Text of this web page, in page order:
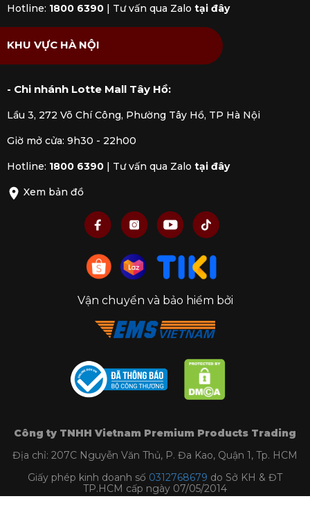
chính hãng được kiểm định rõ ràng bởi các cơ quan
chức năng. Mua hàng tại Kitchen Koncept khách
hàng sẽ yên tâm khi nhận được đầy đủ chế độ bảo
hành và dịch vụ hậu mãi chúng tôi đem đến.
Hotline: 1800 6390 Tư vấn qua Zalo tại đây
KHU VỰC HÀ NỘI
- Chi nhánh Lotte Mall Tây Hồ:
Lầu 3, 272 Võ Chí Công, Phường Tây Hồ, TP Hà Nội
Giờ mở cửa: 9h30 - 22h00
Hotline: 1800 6390 Tư vấn qua Zalo tại đây
Xem bản đồ
Vận chuyển và bảo hiểm bởi
Công ty TNHH Vietnam Premium Products Trading
Địa chỉ: 207C Nguyễn Văn Thủ, P. Đa Kao, Quận 1, Tp. HCM
Giấy phép kinh doanh số 0312768679 do Sở KH & ĐT
TP.HCM cấp ngày 07/05/2014